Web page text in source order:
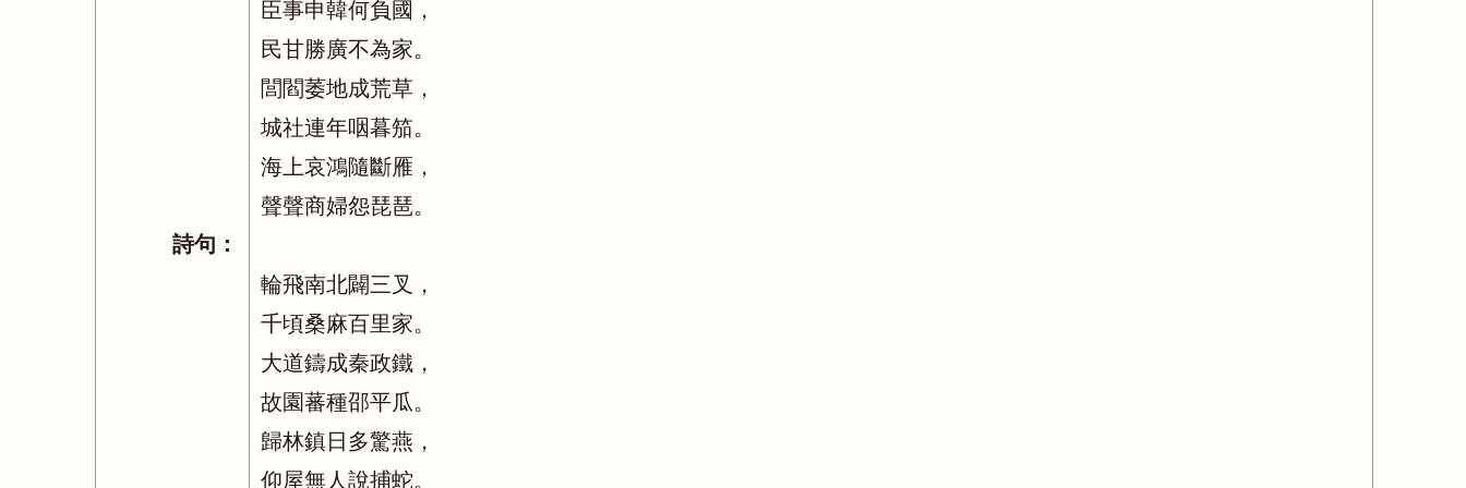
詩句：
臣事申韓何負國，
民甘勝廣不為家。
閭閻萎地成荒草，
城社連年咽暮笳。
海上哀鴻隨斷雁，
聲聲商婦怨琵琶。
輪飛南北闢三叉，
千頃桑麻百里家。
大道鑄成秦政鐵，
故園蕃種邵平瓜。
歸林鎮日多驚燕，
仰屋無人說捕蛇。